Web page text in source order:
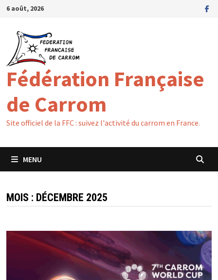
Passer
contenu
6 août, 2026
Fédération Française
de Carrom
Site officiel de la FFC : suivez l'activité du carrom en France.
MENU
MOIS : DÉCEMBRE 2025